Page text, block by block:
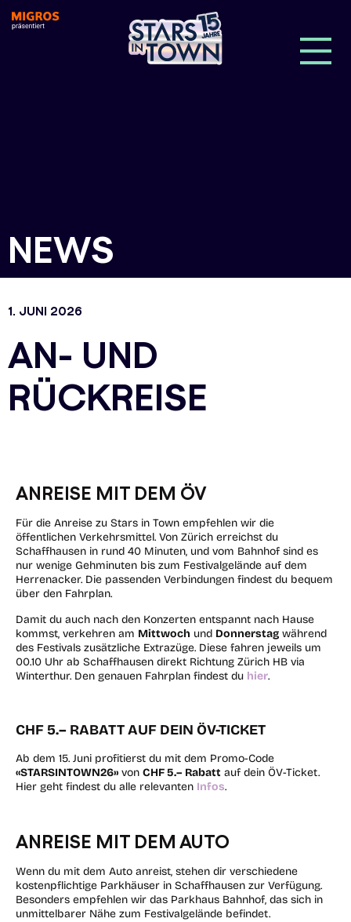
NEWS
1. JUNI 2026
AN- UND
RÜCKREISE
ANREISE MIT DEM ÖV
Für die Anreise zu Stars in Town empfehlen wir die
öffentlichen Verkehrsmittel. Von Zürich erreichst du
Schaffhausen in rund 40 Minuten, und vom Bahnhof sind es
nur wenige Gehminuten bis zum Festivalgelände auf dem
Herrenacker. Die passenden Verbindungen findest du bequem
über den Fahrplan.
Damit du auch nach den Konzerten entspannt nach Hause
kommst, verkehren am Mittwoch und Donnerstag während
des Festivals zusätzliche Extrazüge. Diese fahren jeweils um
00.10 Uhr ab Schaffhausen direkt Richtung Zürich HB via
Winterthur. Den genauen Fahrplan findest du hier.
CHF 5.– RABATT AUF DEIN ÖV-TICKET
Ab dem 15. Juni profitierst du mit dem Promo-Code
«STARSINTOWN26» von CHF 5.– Rabatt auf dein ÖV-Ticket.
Hier geht findest du alle relevanten Infos.
ANREISE MIT DEM AUTO
Wenn du mit dem Auto anreist, stehen dir verschiedene
kostenpflichtige Parkhäuser in Schaffhausen zur Verfügung.
Besonders empfehlen wir das Parkhaus Bahnhof, das sich in
unmittelbarer Nähe zum Festivalgelände befindet.